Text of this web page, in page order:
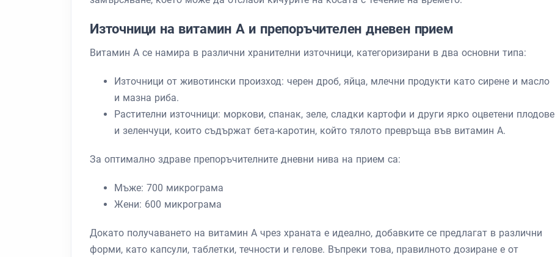
Източници на витамин А и препоръчителен дневен прием
Витамин А се намира в различни хранителни източници, категоризирани в два основни типа:
Източници от животински произход: черен дроб, яйца, млечни продукти като сирене и масло
и мазна риба.
Растителни източници: моркови, спанак, зеле, сладки картофи и други ярко оцветени плодове
и зеленчуци, които съдържат бета-каротин, който тялото превръща във витамин А.
За оптимално здраве препоръчителните дневни нива на прием са:
Мъже: 700 микрограма
Жени: 600 микрограма
Докато получаването на витамин А чрез храната е идеално, добавките се предлагат в различни
форми, като капсули, таблетки, течности и гелове. Въпреки това, правилното дозиране е от